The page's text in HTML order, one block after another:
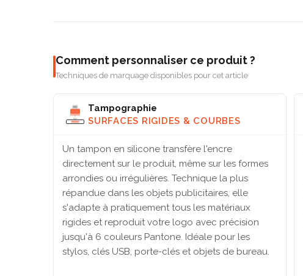
Comment personnaliser ce produit ?
Techniques de marquage disponibles pour cet article
Tampographie
SURFACES RIGIDES & COURBES
Un tampon en silicone transfère l'encre
directement sur le produit, même sur les formes
arrondies ou irrégulières. Technique la plus
répandue dans les objets publicitaires, elle
s'adapte à pratiquement tous les matériaux
rigides et reproduit votre logo avec précision
jusqu'à 6 couleurs Pantone. Idéale pour les
stylos, clés USB, porte-clés et objets de bureau.